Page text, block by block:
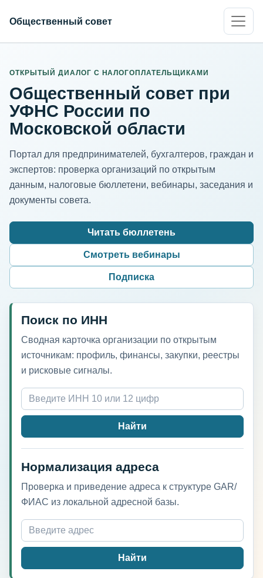
Общественный совет
ОТКРЫТЫЙ ДИАЛОГ С НАЛОГОПЛАТЕЛЬЩИКАМИ
Общественный совет при
УФНС России по
Московской области
Портал для предпринимателей, бухгалтеров, граждан и
экспертов: проверка организаций по открытым
данным, налоговые бюллетени, вебинары, заседания и
документы совета.
Читать бюллетень
Смотреть вебинары
Подписка
Поиск по ИНН
Сводная карточка организации по открытым
источникам: профиль, финансы, закупки, реестры
и рисковые сигналы.
ИНН организации
Найти
Нормализация адреса
Проверка и приведение адреса к структуре GAR/
ФИАС из локальной адресной базы.
Адрес для нормализации
Найти